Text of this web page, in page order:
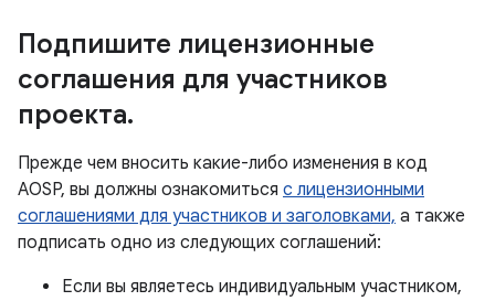
Подпишите лицензионные
соглашения для участников
проекта.
Прежде чем вносить какие-либо изменения в код
AOSP, вы должны ознакомиться с лицензионными
соглашениями для участников и заголовками, а также
подписать одно из следующих соглашений:
Если вы являетесь индивидуальным участником,